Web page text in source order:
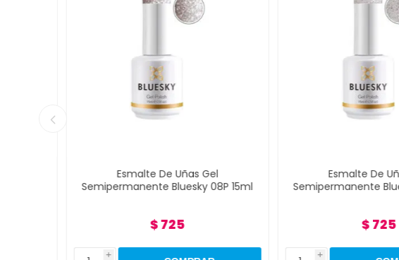
Esmalte De Uñas Gel
Semipermanente Bluesky 08P 15ml
$ 725
Esmalte De
Semipermanente
$ 725